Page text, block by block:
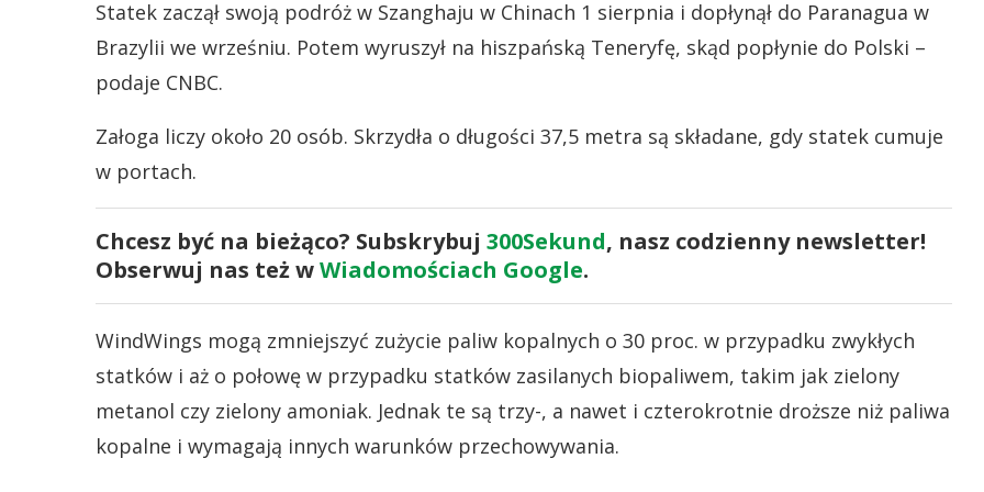
Statek zaczął swoją podróż w Szanghaju w Chinach 1 sierpnia i dopłynął do Paranagua w
Brazylii we wrześniu. Potem wyruszył na hiszpańską Teneryfę, skąd popłynie do Polski –
podaje CNBC.
Załoga liczy około 20 osób. Skrzydła o długości 37,5 metra są składane, gdy statek cumuje
w portach.
Chcesz być na bieżąco? Subskrybuj 300Sekund, nasz codzienny newsletter!
Obserwuj nas też wWiadomościach Google.
WindWings mogą zmniejszyć zużycie paliw kopalnych o 30 proc. w przypadku zwykłych
statków i aż o połowę w przypadku statków zasilanych biopaliwem, takim jak zielony
metanol czy zielony amoniak. Jednak te są trzy-, a nawet i czterokrotnie droższe niż paliwa
kopalne i wymagają innych warunków przechowywania.